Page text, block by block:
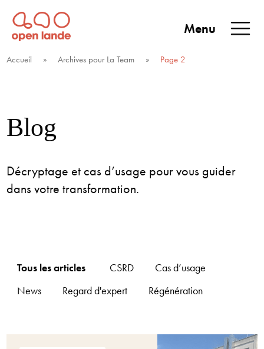
Aller
directement
au
contenu
TERRITOIRES
Open Lande
Entreprises & territoires
Menu
Accueil » Archives pour La Team » Page 2
Blog
Décryptage et cas d’usage pour vous guider
dans votre transformation.
Tous les articles CSRD
Cas d’usage
News
Regard d'expert Régénération